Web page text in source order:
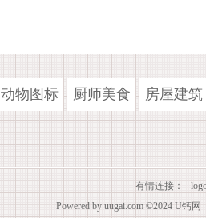
动物图标 厨师美食 房屋建筑
有情连接：
Powered by uugai.com ©2024 U钙网